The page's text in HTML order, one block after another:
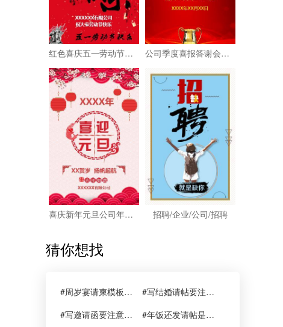
红色喜庆五一劳动节企业公司祝福通用模板 公司季度喜报答谢会邀请函
喜庆新年元旦公司年会迎新晚会活动会议邀请函 招聘/企业/公司/招聘
猜你想找
#周岁宴请柬模板要注意什么
#写结婚请帖要注意什么
#写邀请函要注意什么
#年饭还发请帖是什么公司